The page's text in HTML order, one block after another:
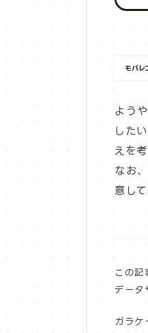
モバレ
よう
した
えを
なお
意し
この記
データ
ガラケ